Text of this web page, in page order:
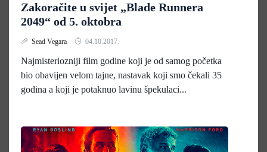
Zakoračite u svijet „Blade Runnera
2049“ od 5. oktobra
Sead Vegara 04.10.2017.
Najmisteriozniji film godine koji je od samog početka
bio obavijen velom tajne, nastavak koji smo čekali 35
godina a koji je potaknuo lavinu špekulaci...